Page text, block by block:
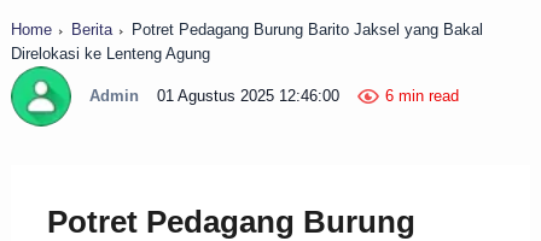
Home Berita
Potret Pedagang Burung Barito Jaksel yang Bakal
Direlokasi ke Lenteng Agung
Admin 01 Agustus 2025 12:46:00 6 min read
Potret Pedagang Burung